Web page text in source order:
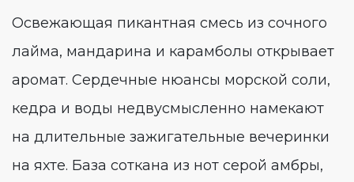
Освежающая пикантная смесь из сочного
лайма, мандарина и карамболы открывает
аромат. Сердечные нюансы морской соли,
кедра и воды недвусмысленно намекают
на длительные зажигательные вечеринки
на яхте. База соткана из нот серой амбры,